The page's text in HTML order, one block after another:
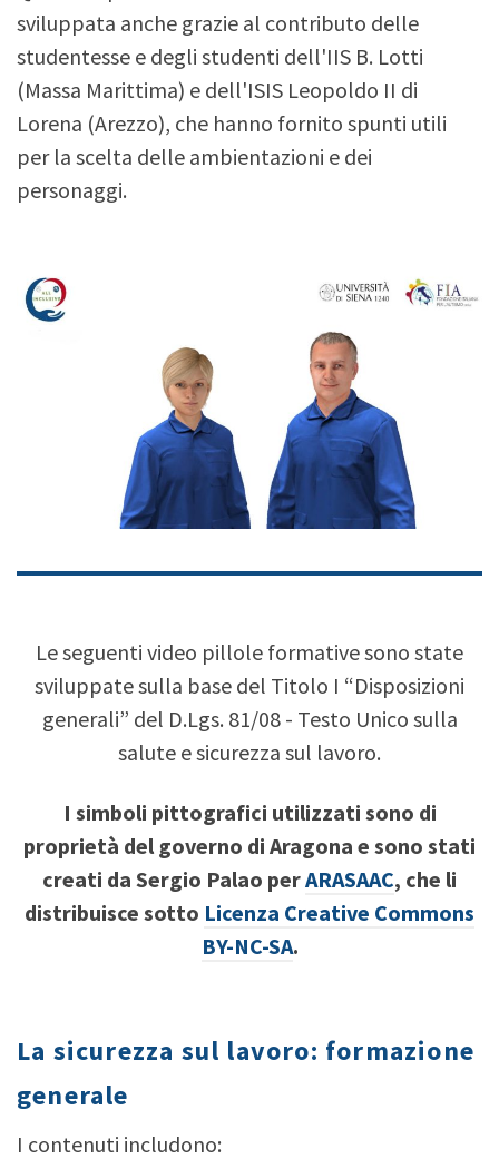
sviluppata anche grazie al contributo delle
studentesse e degli studenti dell'IIS B. Lotti
(Massa Marittima) e dell'ISIS Leopoldo II di
Lorena (Arezzo), che hanno fornito spunti utili
per la scelta delle ambientazioni e dei
personaggi.
Le seguenti video pillole formative sono state
sviluppate sulla base del Titolo I “Disposizioni
generali” del D.Lgs. 81/08 - Testo Unico sulla
salute e sicurezza sul lavoro.
I simboli pittografici utilizzati sono di
proprietà del governo di Aragona e sono stati
creati da Sergio Palao perARASAAC, che li
distribuisce sotto Licenza Creative Commons
BY-NC-SA.
La sicurezza sul lavoro: formazione
generale
I contenuti includono: